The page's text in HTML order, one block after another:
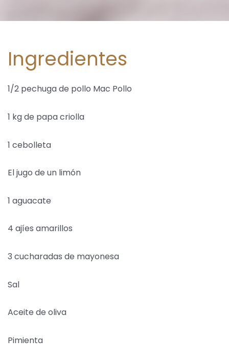
Ingredientes
1/2 pechuga de pollo Mac Pollo
1 kg de papa criolla
1 cebolleta
El jugo de un limón
1 aguacate
4 ajíes amarillos
3 cucharadas de mayonesa
Sal
Aceite de oliva
Pimienta